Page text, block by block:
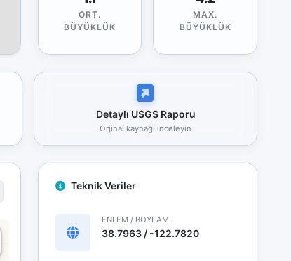
ORT.
BÜYÜKLÜK
MAX.
BÜYÜKLÜK
Detaylı USGS Raporu
Orjinal kaynağı inceleyin
Teknik Veriler
ENLEM / BOYLAM
38.7963 / -122.7820